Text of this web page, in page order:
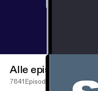
Alle episoder
7841 Episoder